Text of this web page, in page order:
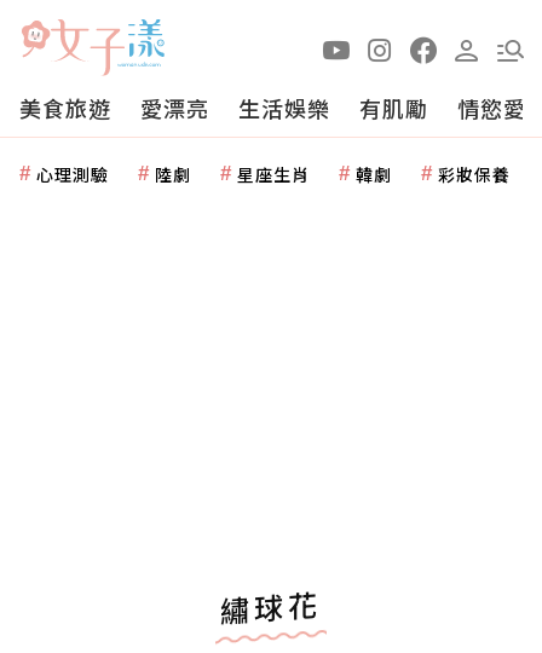
美食旅遊 愛漂亮 生活娛樂 有肌勵 情慾愛
心理測驗 陸劇 星座生肖 韓劇 彩妝保養
繡球花